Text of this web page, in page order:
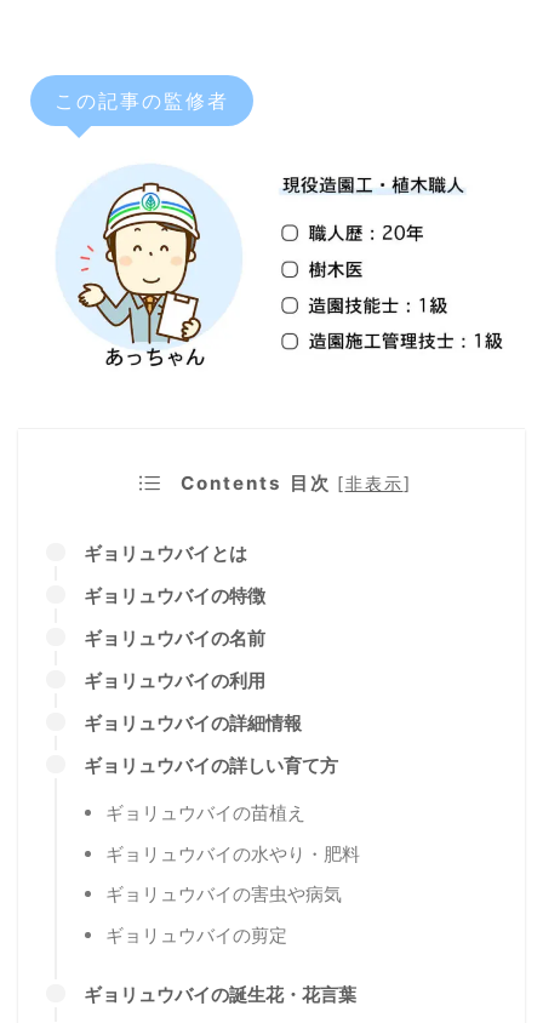
この記事の監修者
Contents 目次 [非表示]
ギョリュウバイとは
ギョリュウバイの特徴
ギョリュウバイの名前
ギョリュウバイの利用
ギョリュウバイの詳細情報
ギョリュウバイの詳しい育て方
ギョリュウバイの苗植え
ギョリュウバイの水やり・肥料
ギョリュウバイの害虫や病気
ギョリュウバイの剪定
ギョリュウバイの誕生花・花言葉